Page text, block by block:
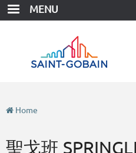
Skip
MENU
Home
聖戈班